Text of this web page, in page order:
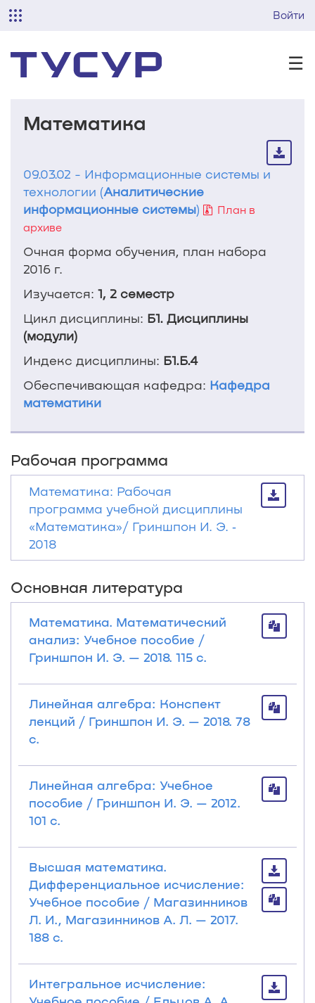
Войти
☰
Математика
09.03.02 - Информационные системы и
технологии (Аналитические
информационные системы)
План в
архиве
Очная форма обучения, план набора
2016 г.
Изучается: 1, 2 семестр
Цикл дисциплины: Б1. Дисциплины
(модули)
Индекс дисциплины: Б1.Б.4
Обеспечивающая кафедра: Кафедра
математики
Рабочая программа
Математика: Рабочая
программа учебной дисциплины
«Математика»/ Гриншпон И. Э. ‐
2018
Основная литература
Математика. Математический
анализ: Учебное пособие /
Гриншпон И. Э. — 2018. 115 с.
Линейная алгебра: Конспект
лекций / Гриншпон И. Э. — 2018. 78
с.
Линейная алгебра: Учебное
пособие / Гриншпон И. Э. — 2012.
101 с.
Высшая математика.
Дифференциальное исчисление:
Учебное пособие / Магазинников
Л. И., Магазинников А. Л. — 2017.
188 с.
Интегральное исчисление: